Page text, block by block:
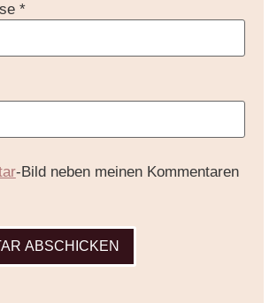
*
-Bild neben meinen Kommentaren